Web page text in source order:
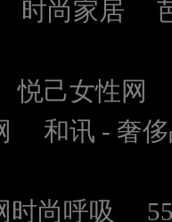
时尚家居
悦己女性网
和讯 - 奢
时尚呼吸